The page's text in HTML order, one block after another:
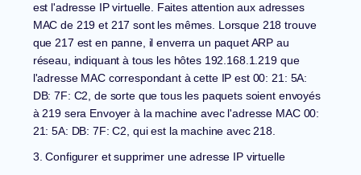
est l'adresse IP virtuelle. Faites attention aux adresses
MAC de 219 et 217 sont les mêmes. Lorsque 218 trouve
que 217 est en panne, il enverra un paquet ARP au
réseau, indiquant à tous les hôtes 192.168.1.219 que
l'adresse MAC correspondant à cette IP est 00: 21: 5A:
DB: 7F: C2, de sorte que tous les paquets soient envoyés
à 219 sera Envoyer à la machine avec l'adresse MAC 00:
21: 5A: DB: 7F: C2, qui est la machine avec 218.
3. Configurer et supprimer une adresse IP virtuelle